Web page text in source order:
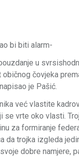
bi biti alarm-
u
čovjeka
je Pašić.
već vlastite
se vrte oko vlasti.
za formiranje
da trojka izgleda
dobre namjere,